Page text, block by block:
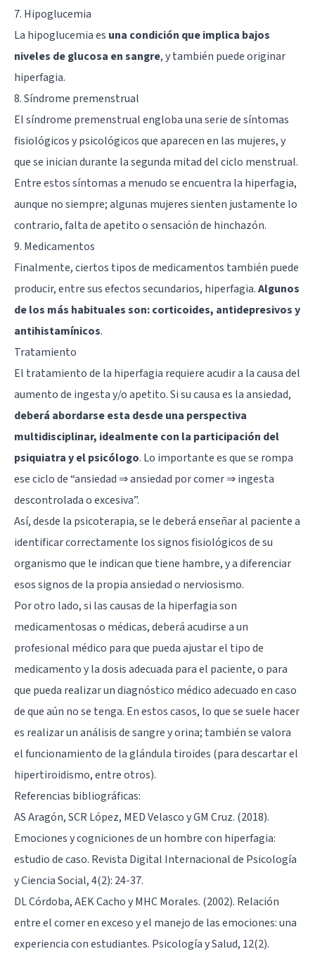
7. Hipoglucemia
La hipoglucemia es una condición que implica bajos
niveles de glucosa en sangre, y también puede originar
hiperfagia.
8. Síndrome premenstrual
El síndrome premenstrual engloba una serie de síntomas
fisiológicos y psicológicos que aparecen en las mujeres, y
que se inician durante la segunda mitad del ciclo menstrual.
Entre estos síntomas a menudo se encuentra la hiperfagia,
aunque no siempre; algunas mujeres sienten justamente lo
contrario, falta de apetito o sensación de hinchazón.
9. Medicamentos
Finalmente, ciertos tipos de medicamentos también puede
producir, entre sus efectos secundarios, hiperfagia.Algunos
de los más habituales son: corticoides, antidepresivos y
antihistamínicos.
Tratamiento
El tratamiento de la hiperfagia requiere acudir a la causa del
aumento de ingesta y/o apetito. Si su causa es la ansiedad,
deberá abordarse esta desde una perspectiva
multidisciplinar, idealmente con la participación del
psiquiatra y el psicólogo. Lo importante es que se rompa
ese ciclo de “ansiedad ⇒ ansiedad por comer ⇒ ingesta
descontrolada o excesiva”.
Así, desde la psicoterapia, se le deberá enseñar al paciente a
identificar correctamente los signos fisiológicos de su
organismo que le indican que tiene hambre, y a diferenciar
esos signos de la propia ansiedad o nerviosismo.
Por otro lado, si las causas de la hiperfagia son
medicamentosas o médicas, deberá acudirse a un
profesional médico para que pueda ajustar el tipo de
medicamento y la dosis adecuada para el paciente, o para
que pueda realizar un diagnóstico médico adecuado en caso
de que aún no se tenga. En estos casos, lo que se suele hacer
es realizar un análisis de sangre y orina; también se valora
el funcionamiento de la glándula tiroides (para descartar el
hipertiroidismo, entre otros).
Referencias bibliográficas:
AS Aragón, SCR López, MED Velasco y GM Cruz. (2018).
Emociones y cogniciones de un hombre con hiperfagia:
estudio de caso. Revista Digital Internacional de Psicología
y Ciencia Social, 4(2): 24-37.
DL Córdoba, AEK Cacho y MHC Morales. (2002). Relación
entre el comer en exceso y el manejo de las emociones: una
experiencia con estudiantes. Psicología y Salud, 12(2).